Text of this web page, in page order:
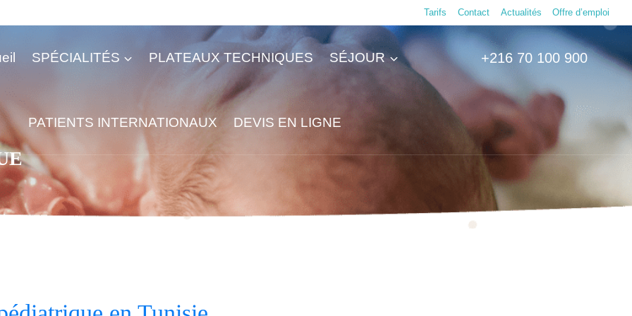
Tarifs Contact Actualités Offre d’emploi
SPÉCIALITÉS PLATEAUX TECHNIQUES SÉJOUR
PATIENTS INTERNATIONAUX DEVIS EN LIGNE
+216 70 100 900